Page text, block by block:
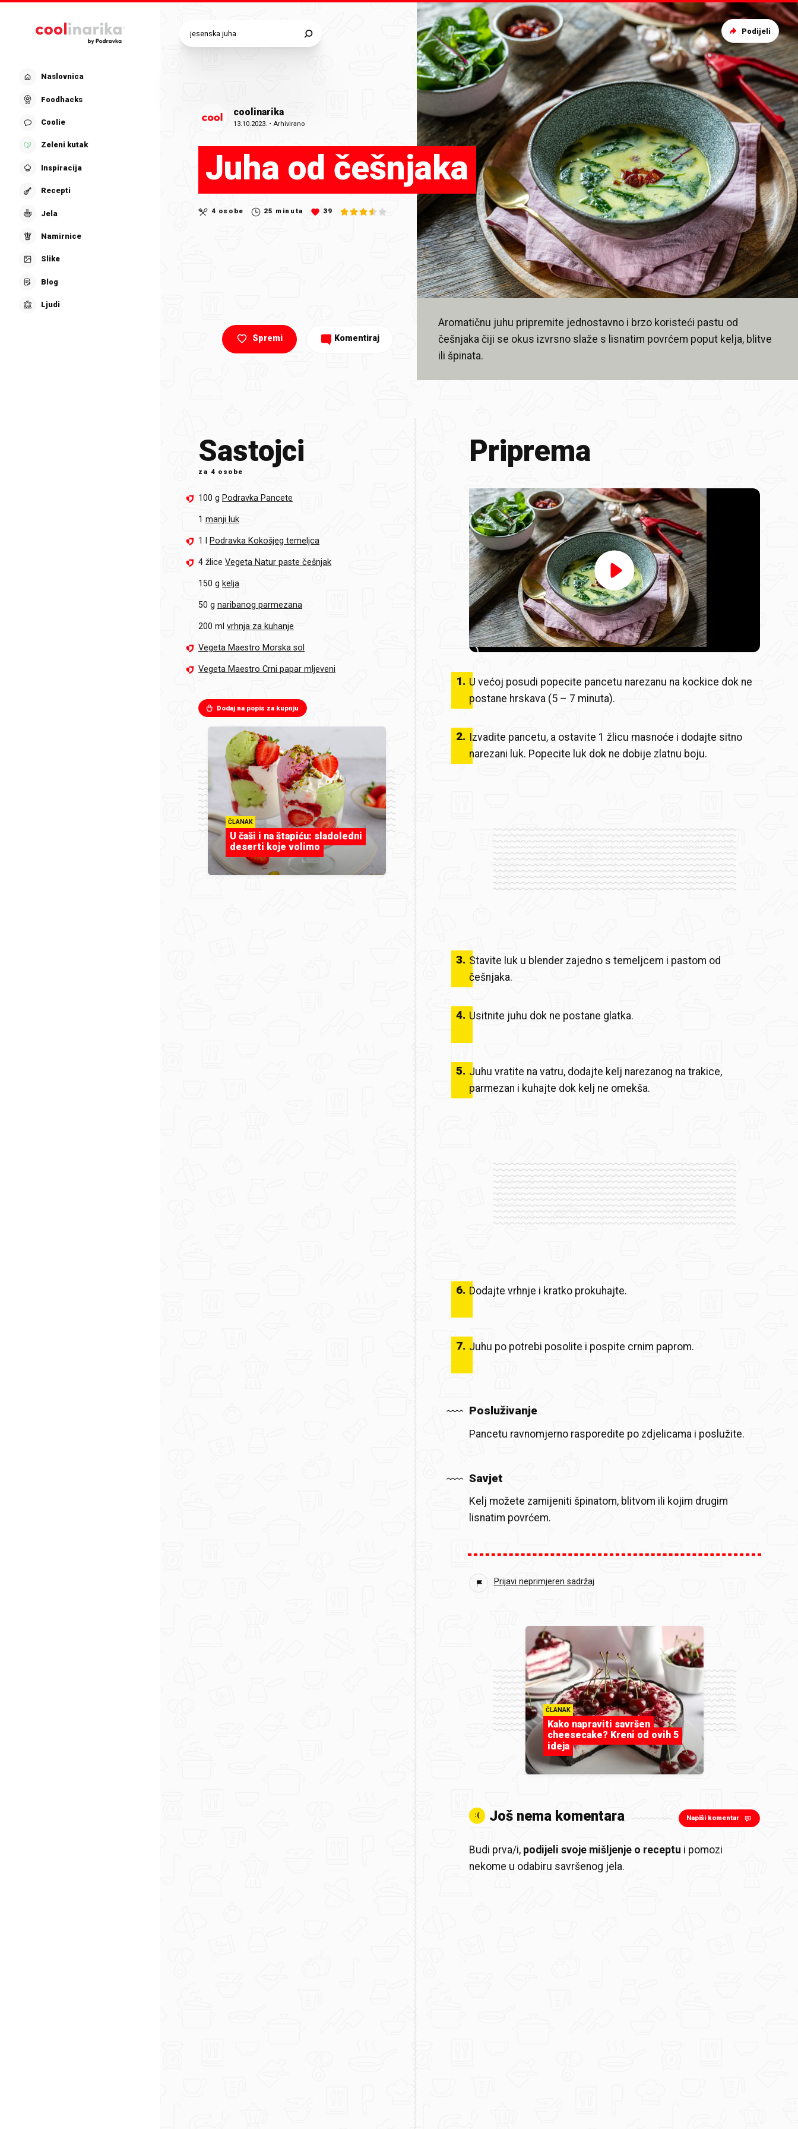
Naslovnica
Foodhacks
Coolie
Zeleni kutak
Inspiracija
Recepti
Jela
Namirnice
Slike
Blog
Ljudi
coolinarika
13.10.2023. •Arhivirano
Juha od češnjaka
4 osobe 25 minuta 39
Aromatičnu juhu pripremite jednostavno i brzo koristeći pastu od
češnjaka čiji se okus izvrsno slaže s lisnatim povrćem poput kelja, blitve
ili špinata.
Spremi Komentiraj
Podijeli
Sastojci
za 4 osobe
100 g Podravka Pancete
1 manji luk
1 l Podravka Kokošjeg temeljca
4 žlice Vegeta Natur paste češnjak
150 g kelja
50 g naribanog parmezana
200 ml vrhnja za kuhanje
Vegeta Maestro Morska sol
Vegeta Maestro Crni papar mljeveni
Dodaj na popis za kupnju
ČLANAK
U čaši i na štapiću: sladoledni
deserti koje volimo
Priprema
Video
Player
loading.
1. U većoj posudi popecite pancetu narezanu na kockice dok ne
postane hrskava (5 – 7 minuta).
2. Izvadite pancetu, a ostavite 1 žlicu masnoće i dodajte sitno
narezani luk. Popecite luk dok ne dobije zlatnu boju.
3. Stavite luk u blender zajedno s temeljcem i pastom od
češnjaka.
4. Usitnite juhu dok ne postane glatka.
5. Juhu vratite na vatru, dodajte kelj narezanog na trakice,
parmezan i kuhajte dok kelj ne omekša.
6. Dodajte vrhnje i kratko prokuhajte.
7. Juhu po potrebi posolite i pospite crnim paprom.
Posluživanje
Pancetu ravnomjerno rasporedite po zdjelicama i poslužite.
Savjet
Kelj možete zamijeniti špinatom, blitvom ili kojim drugim
lisnatim povrćem.
Prijavi neprimjeren sadržaj
ČLANAK
Kako napraviti savršen
cheesecake? Kreni od ovih 5
ideja
:( Još nema komentara Napiši komentar
Budi prva/i, podijeli svoje mišljenje o receptu i pomozi
nekome u odabiru savršenog jela.